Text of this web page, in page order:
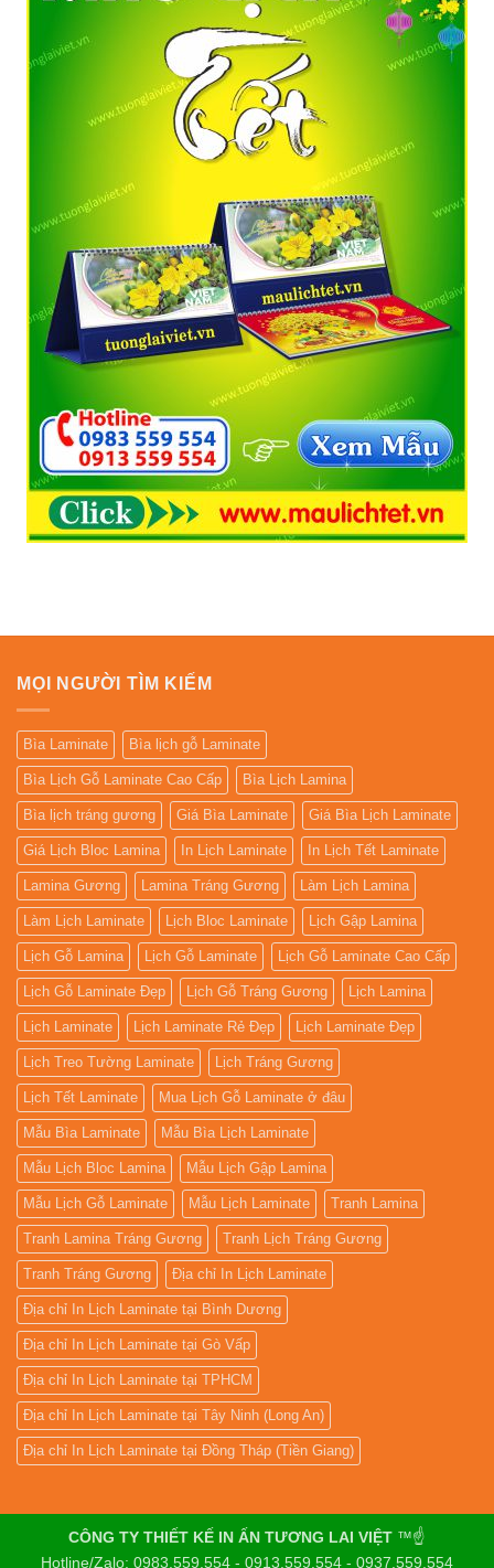
MỌI NGƯỜI TÌM KIẾM
Bìa Laminate Bìa lịch gỗ Laminate
Bìa Lịch Gỗ Laminate Cao Cấp Bìa Lịch Lamina
Bìa lịch tráng gương Giá Bìa Laminate Giá Bìa Lịch Laminate
Giá Lịch Bloc Lamina In Lịch Laminate In Lịch Tết Laminate
Lamina Gương Lamina Tráng Gương Làm Lịch Lamina
Làm Lịch Laminate Lịch Bloc Laminate Lịch Gập Lamina
Lịch Gỗ Lamina Lịch Gỗ Laminate Lịch Gỗ Laminate Cao Cấp
Lịch Gỗ Laminate Đẹp Lịch Gỗ Tráng Gương Lịch Lamina
Lịch Laminate Lịch Laminate Rẻ Đẹp Lịch Laminate Đẹp
Lịch Treo Tường Laminate Lịch Tráng Gương
Lịch Tết Laminate Mua Lịch Gỗ Laminate ở đâu
Mẫu Bìa Laminate Mẫu Bìa Lịch Laminate
Mẫu Lịch Bloc Lamina Mẫu Lịch Gập Lamina
Mẫu Lịch Gỗ Laminate Mẫu Lịch Laminate Tranh Lamina
Tranh Lamina Tráng Gương Tranh Lịch Tráng Gương
Tranh Tráng Gương Địa chỉ In Lịch Laminate
Địa chỉ In Lịch Laminate tại Bình Dương
Địa chỉ In Lịch Laminate tại Gò Vấp
Địa chỉ In Lịch Laminate tại TPHCM
Địa chỉ In Lịch Laminate tại Tây Ninh (Long An)
Địa chỉ In Lịch Laminate tại Đồng Tháp (Tiền Giang)
CÔNG TY THIẾT KẾ IN ẤN TƯƠNG LAI VIỆT ™☝️
Hotline/Zalo: 0983.559.554 - 0913.559.554 - 0937.559.554